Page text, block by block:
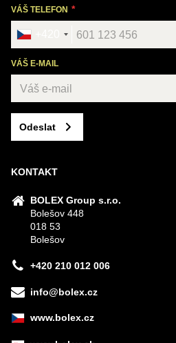
VÁŠ TELEFON
VÁŠ E-MAIL
Odeslat
KONTAKT
BOLEX Group s.r.o.
Bolešov 448
018 53
Bolešov
+420 210 012 006
info@bolex.cz
www.bolex.cz